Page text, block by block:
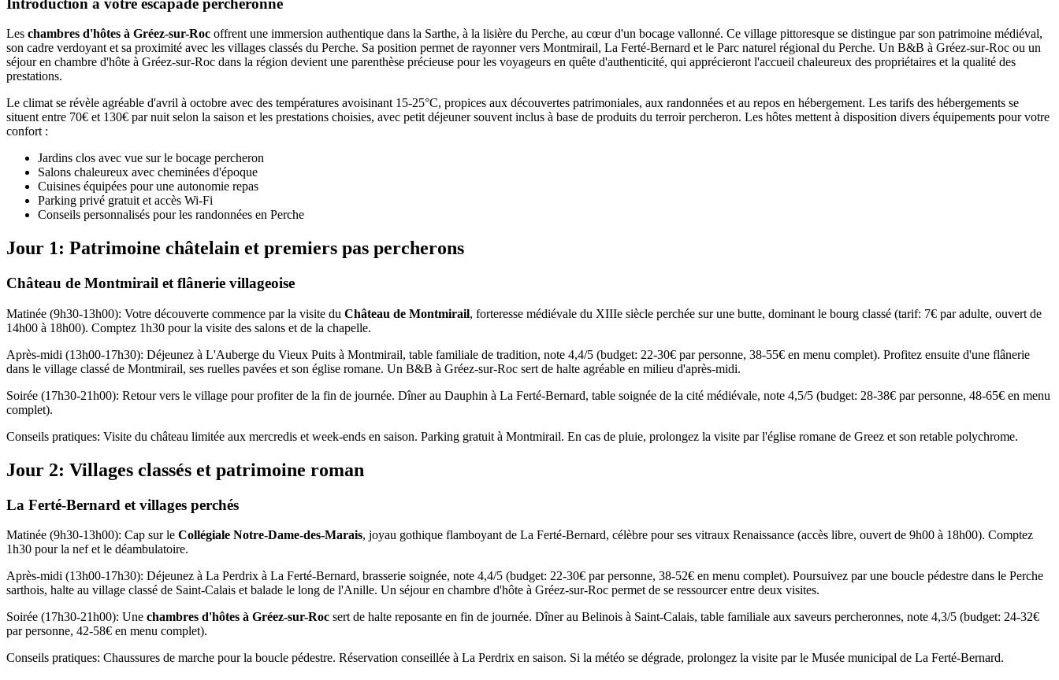
Les chambres d'hôtes à Gréez-sur-Roc offrent une immersion authentique dans la Sarthe, à la lisière du Perche, au cœur d'un bocage vallonné. Ce village pittoresque se distingue par son patrimoine médiéval,
son cadre verdoyant et sa proximité avec les villages classés du Perche. Sa position permet de rayonner vers Montmirail, La Ferté-Bernard et le Parc naturel régional du Perche. Un B&B à Gréez-sur-Roc ou un
séjour en chambre d'hôte à Gréez-sur-Roc dans la région devient une parenthèse précieuse pour les voyageurs en quête d'authenticité, qui apprécieront l'accueil chaleureux des propriétaires et la qualité des
prestations.
Le climat se révèle agréable d'avril à octobre avec des températures avoisinant 15-25°C, propices aux découvertes patrimoniales, aux randonnées et au repos en hébergement. Les tarifs des hébergements se
situent entre 70€ et 130€ par nuit selon la saison et les prestations choisies, avec petit déjeuner souvent inclus à base de produits du terroir percheron. Les hôtes mettent à disposition divers équipements pour votre
confort :
Jardins clos avec vue sur le bocage percheron
Salons chaleureux avec cheminées d'époque
Cuisines équipées pour une autonomie repas
Parking privé gratuit et accès Wi-Fi
Conseils personnalisés pour les randonnées en Perche
Jour 1: Patrimoine châtelain et premiers pas percherons
Château de Montmirail et flânerie villageoise
Matinée (9h30-13h00): Votre découverte commence par la visite du Château de Montmirail, forteresse médiévale du XIIIe siècle perchée sur une butte, dominant le bourg classé (tarif: 7€ par adulte, ouvert de
14h00 à 18h00). Comptez 1h30 pour la visite des salons et de la chapelle.
Après-midi (13h00-17h30): Déjeunez à L'Auberge du Vieux Puits à Montmirail, table familiale de tradition, note 4,4/5 (budget: 22-30€ par personne, 38-55€ en menu complet). Profitez ensuite d'une flânerie
dans le village classé de Montmirail, ses ruelles pavées et son église romane. Un B&B à Gréez-sur-Roc sert de halte agréable en milieu d'après-midi.
Soirée (17h30-21h00): Retour vers le village pour profiter de la fin de journée. Dîner au Dauphin à La Ferté-Bernard, table soignée de la cité médiévale, note 4,5/5 (budget: 28-38€ par personne, 48-65€ en menu
complet).
Conseils pratiques: Visite du château limitée aux mercredis et week-ends en saison. Parking gratuit à Montmirail. En cas de pluie, prolongez la visite par l'église romane de Greez et son retable polychrome.
Jour 2: Villages classés et patrimoine roman
La Ferté-Bernard et villages perchés
Matinée (9h30-13h00): Cap sur le Collégiale Notre-Dame-des-Marais, joyau gothique flamboyant de La Ferté-Bernard, célèbre pour ses vitraux Renaissance (accès libre, ouvert de 9h00 à 18h00). Comptez
1h30 pour la nef et le déambulatoire.
Après-midi (13h00-17h30): Déjeunez à La Perdrix à La Ferté-Bernard, brasserie soignée, note 4,4/5 (budget: 22-30€ par personne, 38-52€ en menu complet). Poursuivez par une boucle pédestre dans le Perche
sarthois, halte au village classé de Saint-Calais et balade le long de l'Anille. Un séjour en chambre d'hôte à Gréez-sur-Roc permet de se ressourcer entre deux visites.
Soirée (17h30-21h00): Une chambres d'hôtes à Gréez-sur-Roc sert de halte reposante en fin de journée. Dîner au Belinois à Saint-Calais, table familiale aux saveurs percheronnes, note 4,3/5 (budget: 24-32€
par personne, 42-58€ en menu complet).
Conseils pratiques: Chaussures de marche pour la boucle pédestre. Réservation conseillée à La Perdrix en saison. Si la météo se dégrade, prolongez la visite par le Musée municipal de La Ferté-Bernard.